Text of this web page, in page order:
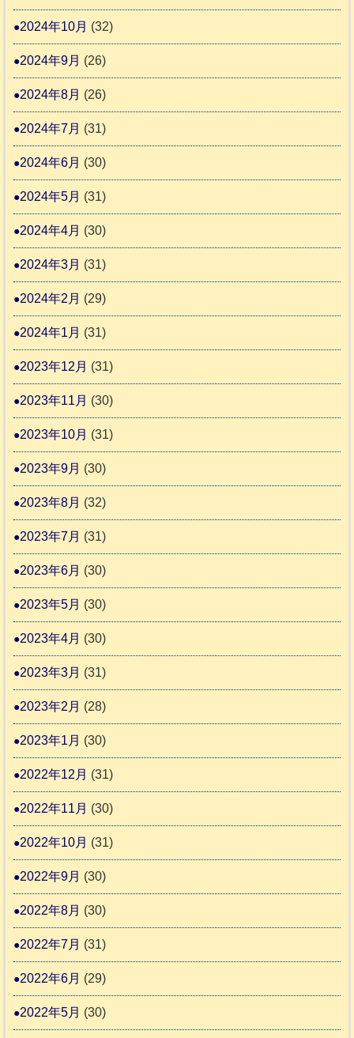
2024年10月 (32)
2024年9月 (26)
2024年8月 (26)
2024年7月 (31)
2024年6月 (30)
2024年5月 (31)
2024年4月 (30)
2024年3月 (31)
2024年2月 (29)
2024年1月 (31)
2023年12月 (31)
2023年11月 (30)
2023年10月 (31)
2023年9月 (30)
2023年8月 (32)
2023年7月 (31)
2023年6月 (30)
2023年5月 (30)
2023年4月 (30)
2023年3月 (31)
2023年2月 (28)
2023年1月 (30)
2022年12月 (31)
2022年11月 (30)
2022年10月 (31)
2022年9月 (30)
2022年8月 (30)
2022年7月 (31)
2022年6月 (29)
2022年5月 (30)